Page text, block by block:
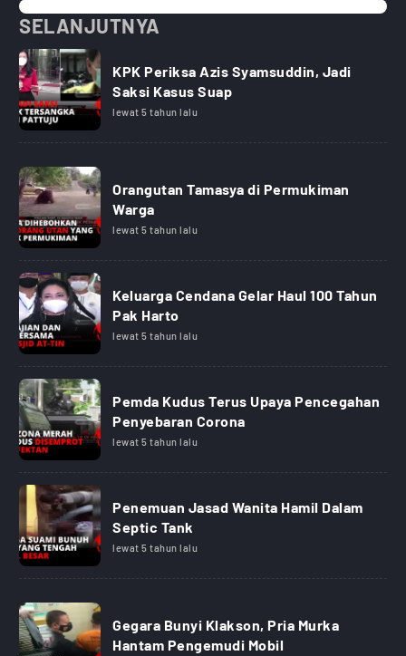
SELANJUTNYA
KPK Periksa Azis Syamsuddin, Jadi
Saksi Kasus Suap
lewat 5 tahun lalu
Orangutan Tamasya di Permukiman
Warga
lewat 5 tahun lalu
Keluarga Cendana Gelar Haul 100 Tahun
Pak Harto
lewat 5 tahun lalu
Pemda Kudus Terus Upaya Pencegahan
Penyebaran Corona
lewat 5 tahun lalu
Penemuan Jasad Wanita Hamil Dalam
Septic Tank
lewat 5 tahun lalu
Gegara Bunyi Klakson, Pria Murka
Hantam Pengemudi Mobil